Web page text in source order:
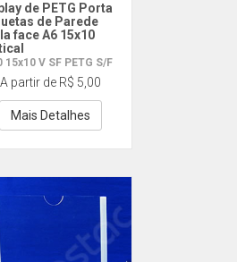
de PETG Porta
de Parede
face A6 15x10
15x10 V SF PETG S/F
A partir de R$ 5,00
Mais Detalhes